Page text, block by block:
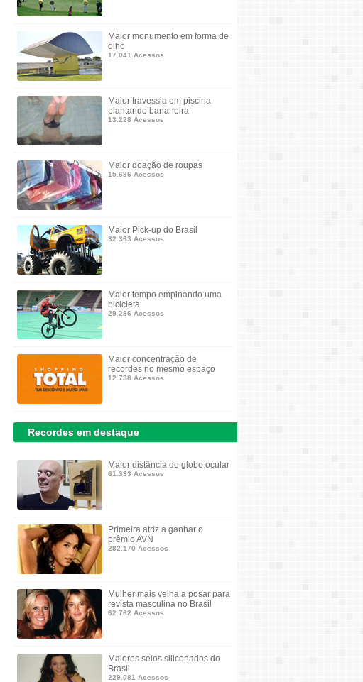
Maior monumento em forma de
olho
17.041 Acessos
Maior travessia em piscina
plantando bananeira
13.228 Acessos
Maior doação de roupas
15.686 Acessos
Maior Pick-up do Brasil
32.363 Acessos
Maior tempo empinando uma
bicicleta
29.286 Acessos
Maior concentração de
recordes no mesmo espaço
12.738 Acessos
Recordes em destaque
Maior distância do globo ocular
61.333 Acessos
Primeira atriz a ganhar o
prêmio AVN
282.170 Acessos
Mulher mais velha a posar para
revista masculina no Brasil
62.762 Acessos
Maiores seios siliconados do
Brasil
229.081 Acessos